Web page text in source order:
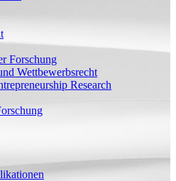
Forschung
Wettbewerbsrecht
Research